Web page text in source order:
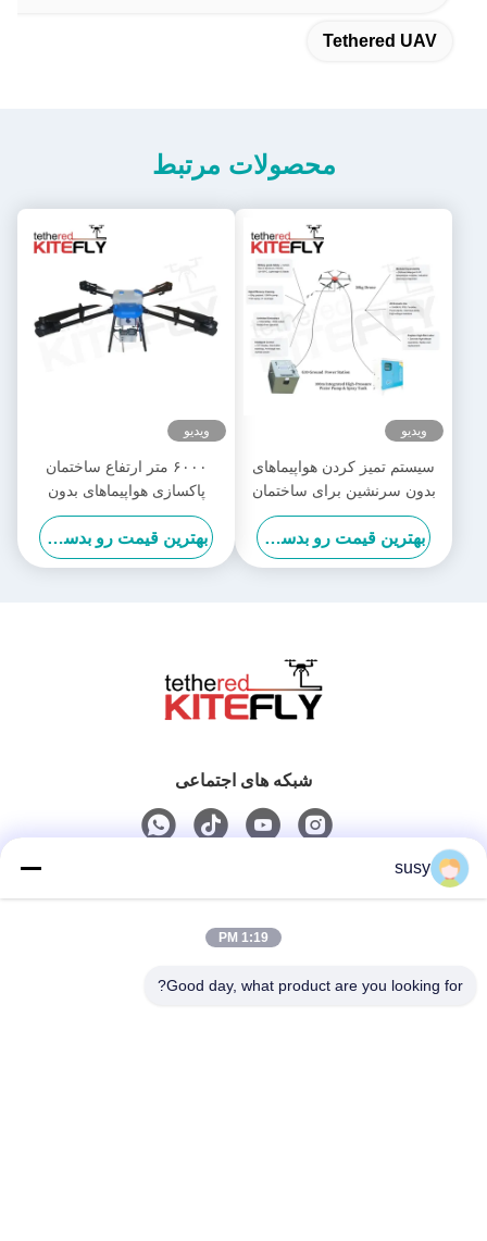
Tethered UAV
محصولات مرتبط
ویدیو
سیستم تمیز کردن هواپیماهای
بدون سرنشین برای ساختمان
های بلند
بهترین قیمت رو بدست بیار
ویدیو
۶۰۰۰ متر ارتفاع ساختمان
پاکسازی هواپیماهای بدون
سرنشین قدرت شستن
هواپیماهای بدون سرنشین SF-
90X-150 بادبادک
بهترین قیمت رو بدست بیار
شبکه های اجتماعی
0086-19952400441
susy
1:19 PM
Good day, what product are you looking for?